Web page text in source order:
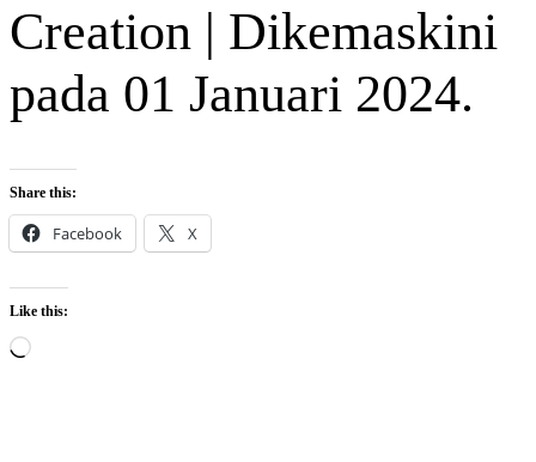
Creation | Dikemaskini
pada 01 Januari 2024.
Share this:
Facebook X
Like this:
Loading…